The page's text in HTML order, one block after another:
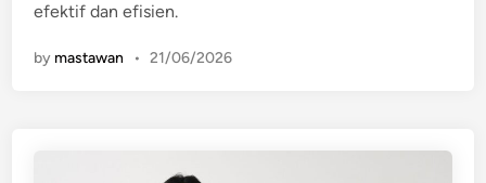
efektif dan efisien.
by mastawan • 21/06/2026